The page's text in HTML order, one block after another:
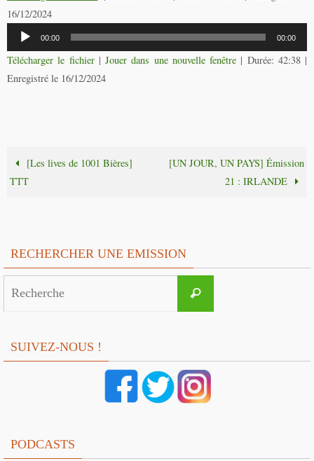
16/12/2024
Lecteur
audio
00:00 00:00
Télécharger le fichier| Jouer dans une nouvelle fenêtre | Durée: 42:38|
Enregistré le 16/12/2024
[Les lives de 1001 Bières]
TTT
[UN JOUR, UN PAYS] Émission
21 : IRLANDE
RECHERCHER UNE EMISSION
Recherche
SUIVEZ-NOUS !
PODCASTS